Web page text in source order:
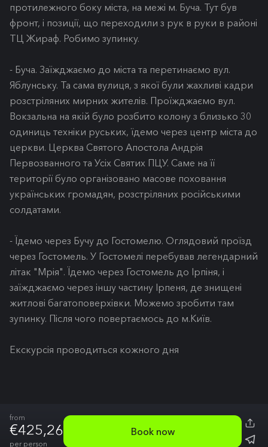
протилежного боку міста, на межі м. Буча. Тут був
фронт, і позиції, що переходили з рук в руки в районі
ТЦ Жираф. Робимо зупинку.
- Буча. Заїжджаємо до міста та перетинаємо вул.
Яблунську. Та сама вулиця, з якої були жахливі кадри
розстріляних мирних жителів. Проїжджаємо вул.
Вокзальна на якій було розбито колону з близько 30
одиниць техніки руських, їдемо через центр міста до
церкви. Церква Святого Апостола Андрія
Первозванного та Усіх Святих ПЦУ. Саме на її
території було організовано масове поховання
українських громадян, розстріляних російськими
солдатами.
- Їдемо через Бучу до Гостомелю. Оглядовий проїзд
через Гостомель. У Гостомелі перебував легендарний
літак "Мрія". Їдемо через Гостомель до Ірпіня, і
заїжджаємо через іншу частину Ірпеня, де знищені
житлові багатоповерхівки. Можемо зробити там
зупинку. Після чого повертаємось до м.Київ.
Екскурсія проводиться кожного дня
from
€425,26
per person
Book now